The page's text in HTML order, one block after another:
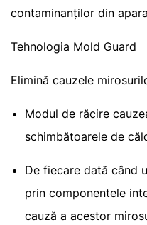
contaminanților din
Tehnologia Mold Guard
Elimină cauzele
Modul de răcire
schimbătoarele de
De fiecare dată când
prin componentele
cauză a acestor